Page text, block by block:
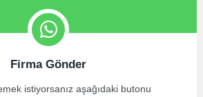
Firma Gönder
istiyorsanız aşağıdaki butonu